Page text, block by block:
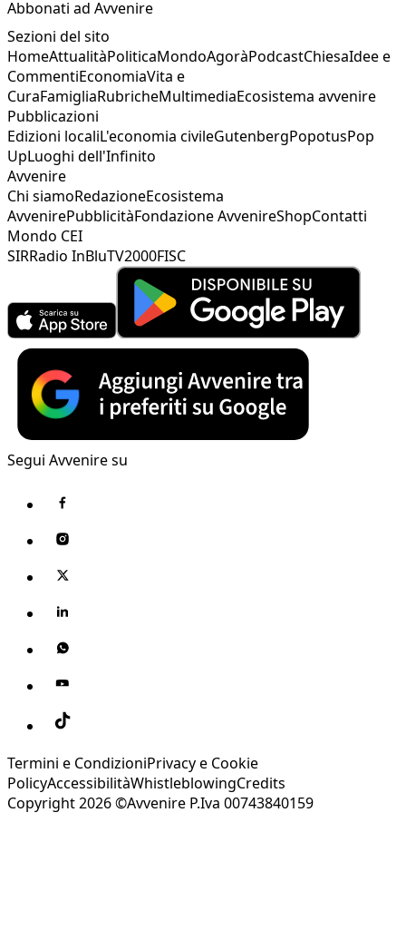
Abbonati ad Avvenire
Sezioni del sito
HomeAttualitàPoliticaMondoAgoràPodcastChiesaIdee e
CommentiEconomiaVita e
CuraFamigliaRubricheMultimediaEcosistema avvenire
Pubblicazioni
Edizioni localiL'economia civileGutenbergPopotusPop
UpLuoghi dell'Infinito
Avvenire
Chi siamoRedazioneEcosistema
AvvenirePubblicitàFondazione AvvenireShopContatti
Mondo CEI
SIRRadio InBluTV2000FISC
Segui Avvenire su
Termini e CondizioniPrivacy e Cookie
PolicyAccessibilitàWhistleblowingCredits
Copyright 2026 ©Avvenire P.Iva 00743840159